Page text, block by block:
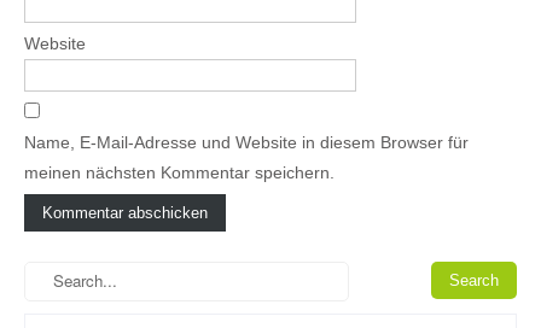
Website
Name, E-Mail-Adresse und Website in diesem Browser für
meinen nächsten Kommentar speichern.